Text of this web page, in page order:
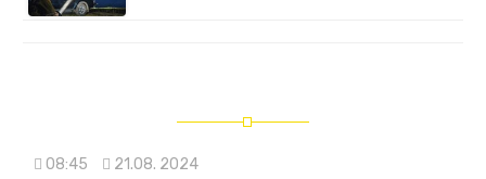
08:45 21.08. 2024